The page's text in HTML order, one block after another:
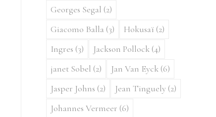
Georges Segal (2)
Giacomo Balla (3) Hokusaï (2)
Ingres (3) Jackson Pollock (4)
janet Sobel (2) Jan Van Eyck (6)
Jasper Johns (2) Jean Tinguely (2)
Johannes Vermeer (6)